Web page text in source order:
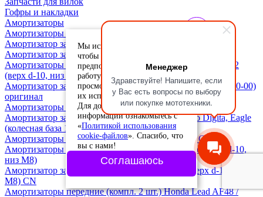
Менеджер
Здравствуйте! Напишите, если
у Вас есть вопросы по выбору
или покупке мототехники.
Гофры и накладки
Амортизаторы
Амортизаторы передние (2шт.) Vento Jet 170cc
Амортизатор задний 310 мм. Longjia / Regulmoto V-BOB
Амортизатор задний 315 мм. Vento (верх d-10, низ М8)
Амортизаторы задние 335 мм. (2 шт.) Vento Smart / Smart-2
(верх d-10, низ М8)
Амортизатор задний 240мм. Yamaha Jog SA55J (3P3-F2210-00)
оригинал
Амортизаторы передние (2 шт.) Vento Smart-3
Амортизатор задний 310 мм. Longjia / Regulmoto Digita, Eagle
(колесная база 12")
Амортизаторы передние (комплект 2 шт.) Vento City
Амортизаторы задние 275 мм. (2 шт.) Vento Retro (верх d-10,
низ М8)
Амортизатор задний 270 мм. Yamaha / Honda (верх d-10, низ
М8) CN
Амортизаторы передние (компл. 2 шт.) Honda Lead AF48 /
Мы используем cookie-файлы,
чтобы учесть ваши
предпочтения и улучшить
работу сайта. Продолжая
просмотр, вы соглашаетесь с
их использованием.
Для дополнительной
информации ознакомьтесь с
«Политикой использования
cookie-файлов». Спасибо, что
вы с нами!
Соглашаюсь